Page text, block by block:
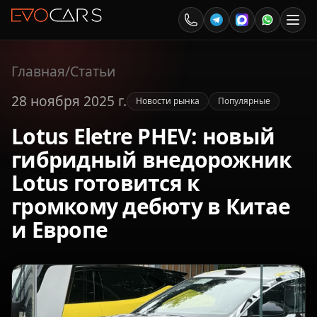
Главная/Статьи
28 ноября 2025 г.
Новости рынка Популярные
Lotus Eletre PHEV: новый
гибридный внедорожник
Lotus готовится к
громкому дебюту в Китае
и Европе